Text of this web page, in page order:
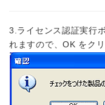
3.ライセンス認証実行
れますので、OK をクリ